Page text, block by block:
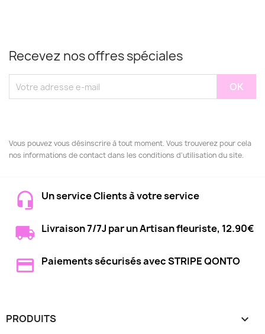
Recevez nos offres spéciales
Vous pouvez vous désinscrire à tout moment. Vous trouverez pour cela
nos informations de contact dans les conditions d'utilisation du site.
Un service Clients à votre service
Livraison 7/7J par un Artisan fleuriste, 12.90€
Paiements sécurisés avec STRIPE QONTO
PRODUITS 